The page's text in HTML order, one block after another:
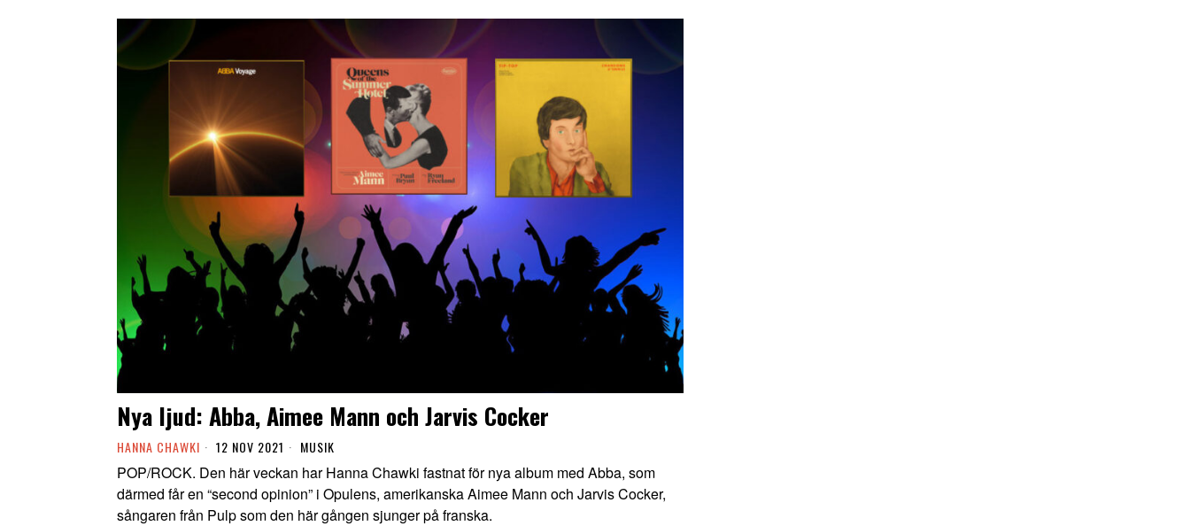
Nya ljud: Abba, Aimee Mann och Jarvis Cocker
HANNA CHAWKI 12 NOV 2021 MUSIK
POP/ROCK. Den här veckan har Hanna Chawki fastnat för nya album med Abba, som
därmed får en “second opinion” i Opulens, amerikanska Aimee Mann och Jarvis Cocker,
sångaren från Pulp som den här gången sjunger på franska.